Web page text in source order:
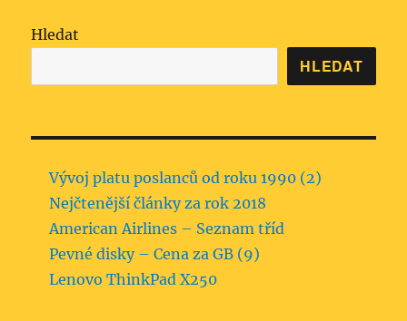
Hledat
HLEDAT
Vývoj platu poslanců od roku 1990 (2)
Nejčtenější články za rok 2018
American Airlines – Seznam tříd
Pevné disky – Cena za GB (9)
Lenovo ThinkPad X250